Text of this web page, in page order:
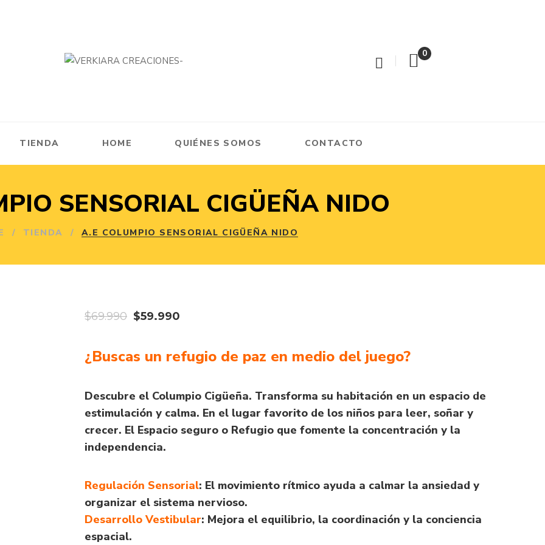
0
TIENDA HOME QUIÉNES SOMOS CONTACTO
SENSORIAL CIGÜEÑA NIDO
/ TIENDA / A.E COLUMPIO SENSORIAL CIGÜEÑA NIDO
$69.990 El
original
$69.990.
$59.990
actual
$59.990.
¿Buscas un refugio de paz en medio del juego?
Descubre el Columpio Cigüeña. Transforma su habitación en un espacio de
estimulación y calma. En el lugar favorito de los niños para leer, soñar y
crecer. El Espacio seguro o Refugio que fomente la concentración y la
independencia.
Regulación Sensorial: El movimiento rítmico ayuda a calmar la ansiedad y
organizar el sistema nervioso.
​Desarrollo Vestibular: Mejora el equilibrio, la coordinación y la conciencia
espacial.